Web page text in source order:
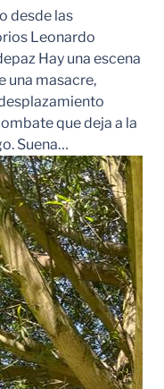
desde las
Leonardo
Hay una escena
una masacre,
que deja a la
Suena…